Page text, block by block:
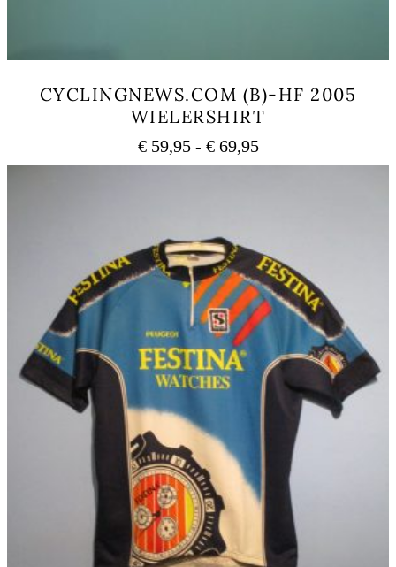
CYCLINGNEWS.COM (B)-HF 2005
WIELERSHIRT
€59,95 - €69,95Prijsklasse:
€ 59,95
variaties.
Deze
optie
kan
gekozen
worden
op
de
productpagina